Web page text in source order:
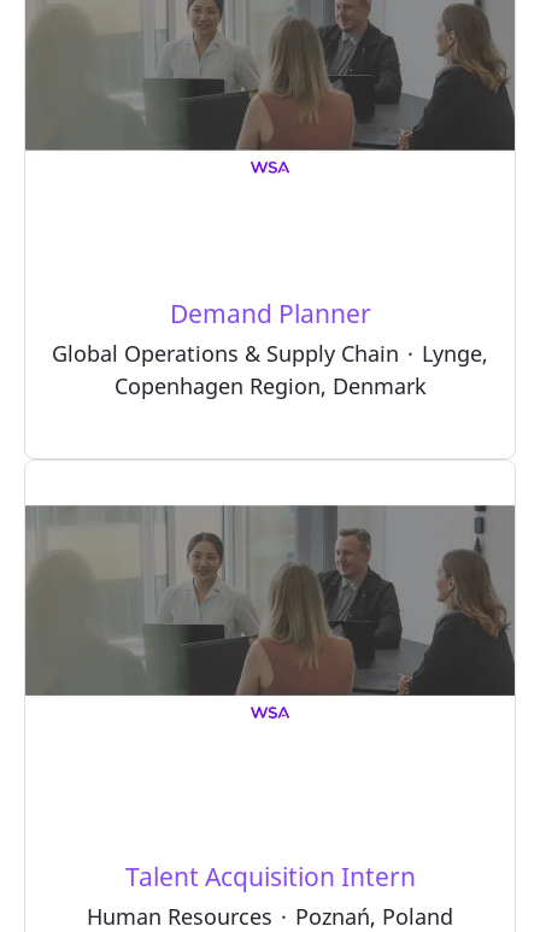
Demand Planner
Global Operations & Supply Chain · Lynge,
Copenhagen Region, Denmark
Talent Acquisition Intern
Human Resources · Poznań, Poland